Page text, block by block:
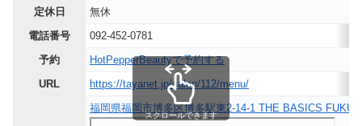
定休日
無休
電話番号
092-452-0781
予約
HotPepperBeautyで予約する
URL
https://tayanet.jp/salon/112/menu/
福岡県福岡市博多区博多駅東2-14-1 THE BASICS
スクロールできます